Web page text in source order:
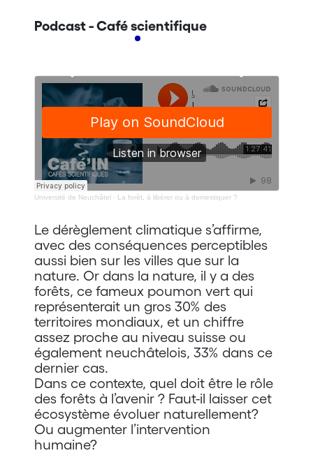
Podcast - Café scientifique
Université de Neuchâtel· La forêt, à libérer ou à domestiquer ?
Le dérèglement climatique s’affirme,
avec des conséquences perceptibles
aussi bien sur les villes que sur la
nature. Or dans la nature, il y a des
forêts, ce fameux poumon vert qui
représenterait un gros 30% des
territoires mondiaux, et un chiffre
assez proche au niveau suisse ou
également neuchâtelois, 33% dans ce
dernier cas.
Dans ce contexte, quel doit être le rôle
des forêts à l’avenir ? Faut-il laisser cet
écosystème évoluer naturellement?
Ou augmenter l’intervention
humaine?